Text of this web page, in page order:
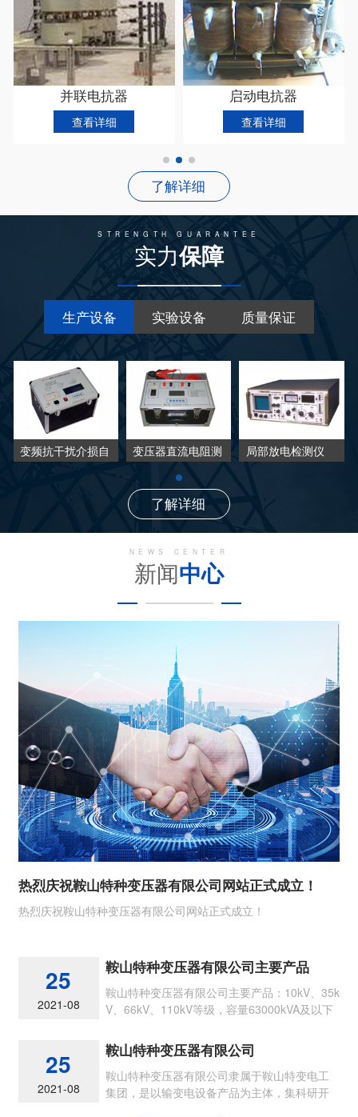
并联电抗器
查看详细
启动电抗器
查看详细
了解详细
STRENGTH GUARANTEE
实力保障
生产设备 实验设备 质量保证
变频抗干扰介损自
变压器直流电阻测
局部放电检测仪
了解详细
NEWS CENTER
新闻中心
热烈庆祝鞍山特种变压器有限公司网站正式成立！
热烈庆祝鞍山特种变压器有限公司网站正式成立！
25
2021-08
鞍山特种变压器有限公司主要产品
鞍山特种变压器有限公司主要产品：10kV、35k
V、66kV、110kV等级，容量63000kVA及以下
25
2021-08
鞍山特种变压器有限公司
鞍山特种变压器有限公司隶属于鞍山特变电工
集团，是以输变电设备产品为主体，集科研开